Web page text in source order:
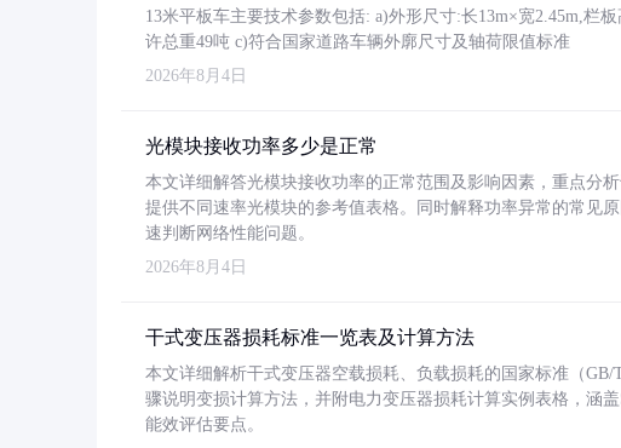
13米平板车主要技术参数包括: a)外形尺寸:长13m×宽2.45m,栏
许总重49吨 c)符合国家道路车辆外廓尺寸及轴荷限值标准
2026年8月4日
光模块接收功率多少是正常
本文详细解答光模块接收功率的正常范围及影响因素，重点分
提供不同速率光模块的参考值表格。同时解释功率异常的常见
速判断网络性能问题。
2026年8月4日
干式变压器损耗标准一览表及计算方法
本文详细解析干式变压器空载损耗、负载损耗的国家标准（
骤说明变损计算方法，并附电力变压器损耗计算实例表格，涵
能效评估要点。